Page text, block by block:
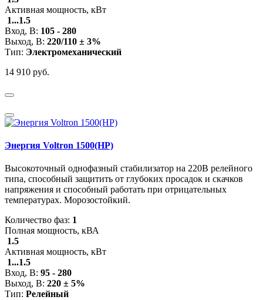
Активная мощность, кВт
1...1.5
Вход, В: 105 - 280
Выход, В: 220/110 ± 3%
Тип: Электромеханический
14 910 руб.
Энергия Voltron 1500(HP)
Высокоточный однофазный стабилизатор на 220В релейного
типа, способный защитить от глубоких просадок и скачков
напряжения и способный работать при отрицательных
температурах. Морозостойкий.
Количество фаз: 1
Полная мощность, кВА
1.5
Активная мощность, кВт
1...1.5
Вход, В: 95 - 280
Выход, В: 220 ± 5%
Тип: Релейный